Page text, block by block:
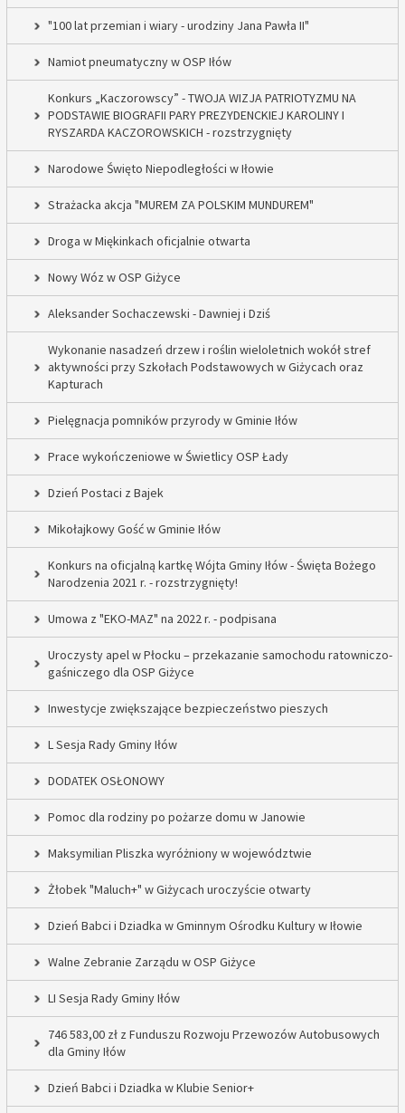
"100 lat przemian i wiary - urodziny Jana Pawła II"
Namiot pneumatyczny w OSP Iłów
Konkurs „Kaczorowscy” - TWOJA WIZJA PATRIOTYZMU NA
PODSTAWIE BIOGRAFII PARY PREZYDENCKIEJ KAROLINY I
RYSZARDA KACZOROWSKICH - rozstrzygnięty
Narodowe Święto Niepodległości w Iłowie
Strażacka akcja "MUREM ZA POLSKIM MUNDUREM"
Droga w Miękinkach oficjalnie otwarta
Nowy Wóz w OSP Giżyce
Aleksander Sochaczewski - Dawniej i Dziś
Wykonanie nasadzeń drzew i roślin wieloletnich wokół stref
aktywności przy Szkołach Podstawowych w Giżycach oraz
Kapturach
Pielęgnacja pomników przyrody w Gminie Iłów
Prace wykończeniowe w Świetlicy OSP Łady
Dzień Postaci z Bajek
Mikołajkowy Gość w Gminie Iłów
Konkurs na oficjalną kartkę Wójta Gminy Iłów - Święta Bożego
Narodzenia 2021 r. - rozstrzygnięty!
Umowa z "EKO-MAZ" na 2022 r. - podpisana
Uroczysty apel w Płocku – przekazanie samochodu ratowniczo-
gaśniczego dla OSP Giżyce
Inwestycje zwiększające bezpieczeństwo pieszych
L Sesja Rady Gminy Iłów
DODATEK OSŁONOWY
Pomoc dla rodziny po pożarze domu w Janowie
Maksymilian Pliszka wyróżniony w województwie
Żłobek "Maluch+" w Giżycach uroczyście otwarty
Dzień Babci i Dziadka w Gminnym Ośrodku Kultury w Iłowie
Walne Zebranie Zarządu w OSP Giżyce
LI Sesja Rady Gminy Iłów
746 583,00 zł z Funduszu Rozwoju Przewozów Autobusowych
dla Gminy Iłów
Dzień Babci i Dziadka w Klubie Senior+